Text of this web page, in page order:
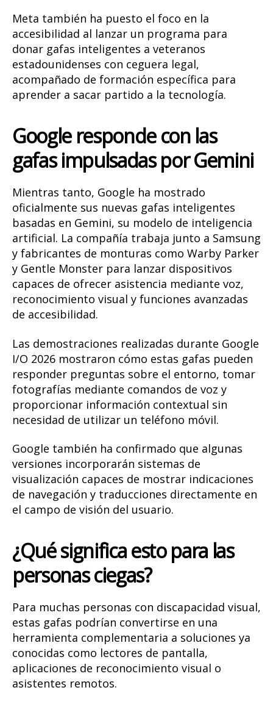
Meta también ha puesto el foco en la
accesibilidad al lanzar un programa para
donar gafas inteligentes a veteranos
estadounidenses con ceguera legal,
acompañado de formación específica para
aprender a sacar partido a la tecnología.
Google responde con las
gafas impulsadas por Gemini
Mientras tanto, Google ha mostrado
oficialmente sus nuevas gafas inteligentes
basadas en Gemini, su modelo de inteligencia
artificial. La compañía trabaja junto a Samsung
y fabricantes de monturas como Warby Parker
y Gentle Monster para lanzar dispositivos
capaces de ofrecer asistencia mediante voz,
reconocimiento visual y funciones avanzadas
de accesibilidad.
Las demostraciones realizadas durante Google
I/O 2026 mostraron cómo estas gafas pueden
responder preguntas sobre el entorno, tomar
fotografías mediante comandos de voz y
proporcionar información contextual sin
necesidad de utilizar un teléfono móvil.
Google también ha confirmado que algunas
versiones incorporarán sistemas de
visualización capaces de mostrar indicaciones
de navegación y traducciones directamente en
el campo de visión del usuario.
¿Qué significa esto para las
personas ciegas?
Para muchas personas con discapacidad visual,
estas gafas podrían convertirse en una
herramienta complementaria a soluciones ya
conocidas como lectores de pantalla,
aplicaciones de reconocimiento visual o
asistentes remotos.